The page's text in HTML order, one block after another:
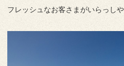
フレッシュなお客さまがいらっしや